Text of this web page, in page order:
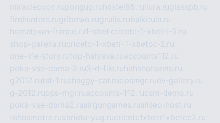
miraclecoon.rupongup.ru hostel65.ru liura.ruglasspb.ru
firehunters.rugribowo.rugnalis.rubulkitula.ru
hometown-france.ru1-xbeticricetc-1-xbetti-5.ru
shop-garena.rucricetc-1-xbetr-1-xbetcc-2.ru
one-life-story.rutop-halyava.ruaccounts112.ru
poka-vse-doma-2.ru3-d-file.ru hahahaharms.ru
g2012.rutst-1.rushaggy-cat.ruopsmgr.ruev-gallery.ru
g-2012.ruops-mgr.ruaccounts-112.rucsm-demo.ru
poka-vse-doma2.ruairgungames.ruallseo-host.ru
tehosmotre.ruvarieta-yug.rucricetc1xbetr1xbetcc2.ru